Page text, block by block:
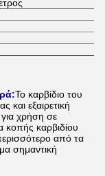
Το καρβίδιο του
και εξαιρετική
χρήση σε
κοπής καρβιδίου
από τα
σημαντική